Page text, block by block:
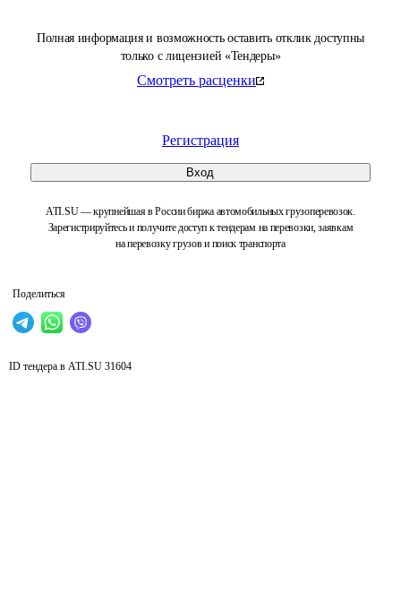
Полная информация и возможность оставить отклик доступны
только с лицензией «Тендеры»
Смотреть расценки
Регистрация
Вход
ATI.SU — крупнейшая в России биржа автомобильных грузоперевозок.
Зарегистрируйтесь и получите доступ к тендерам на перевозки, заявкам
на перевозку грузов и поиск транспорта
Поделиться
ID тендера в ATI.SU 31604